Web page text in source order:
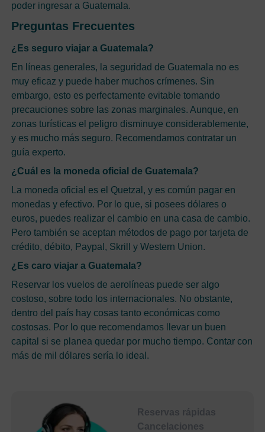
poder ingresar a Guatemala.
Preguntas Frecuentes
¿Es seguro viajar a Guatemala?
En líneas generales, la seguridad de Guatemala no es
muy eficaz y puede haber muchos crímenes. Sin
embargo, esto es perfectamente evitable tomando
precauciones sobre las zonas marginales. Aunque, en
zonas turísticas el peligro disminuye considerablemente,
y es mucho más seguro. Recomendamos contratar un
guía experto.
¿Cuál es la moneda oficial de Guatemala?
La moneda oficial es el Quetzal, y es común pagar en
monedas y efectivo. Por lo que, si posees dólares o
euros, puedes realizar el cambio en una casa de cambio.
Pero también se aceptan métodos de pago por tarjeta de
crédito, débito, Paypal, Skrill y Western Union.
¿Es caro viajar a Guatemala?
Reservar los vuelos de aerolíneas puede ser algo
costoso, sobre todo los internacionales. No obstante,
dentro del país hay cosas tanto económicas como
costosas. Por lo que recomendamos llevar un buen
capital si se planea quedar por mucho tiempo. Contar con
más de mil dólares sería lo ideal.
Reservas rápidas
Cancelaciones